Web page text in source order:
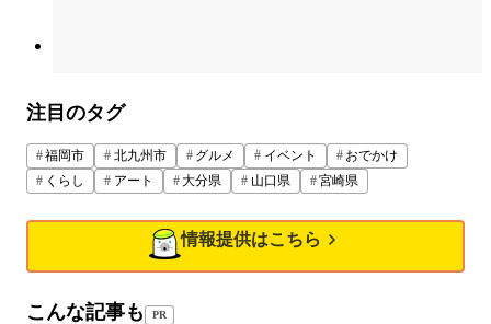
注目のタグ
福岡市 北九州市 グルメ イベント
おでかけ
くらし
アート 大分県 山口県 宮崎県
情報提供はこちら
こんな記事も PR